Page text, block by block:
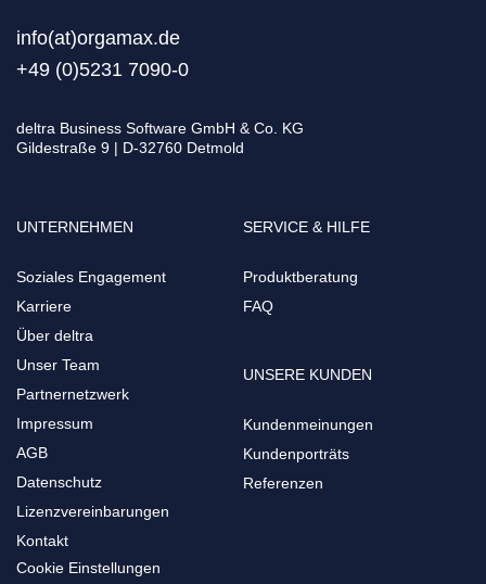
info(at)orgamax.de
+49 (0)5231 7090-0
deltra Business Software GmbH & Co. KG
Gildestraße 9 | D-32760 Detmold
UNTERNEHMEN
Soziales Engagement
Karriere
Über deltra
Unser Team
Partnernetzwerk
Impressum
AGB
Datenschutz
Lizenzvereinbarungen
Kontakt
SERVICE & HILFE
Produktberatung
FAQ
UNSERE KUNDEN
Kundenmeinungen
Kundenporträts
Referenzen
Cookie Einstellungen